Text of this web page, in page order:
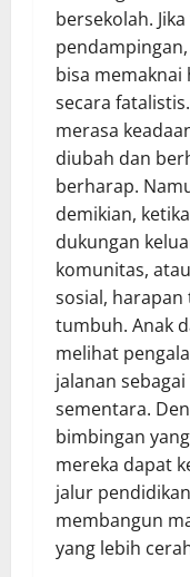
bersekolah.
bisa memaknai
secara
merasa
diubah dan
berharap.
demikian,
dukungan
komunitas,
sosial, harapan
tumbuh. Anak
melihat
jalanan sebagai
sementara.
bimbingan
mereka dapat
jalur
membangun
yang lebih